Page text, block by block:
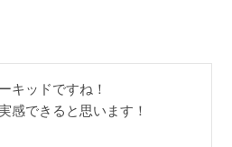
キッドですね！
感できると思います！